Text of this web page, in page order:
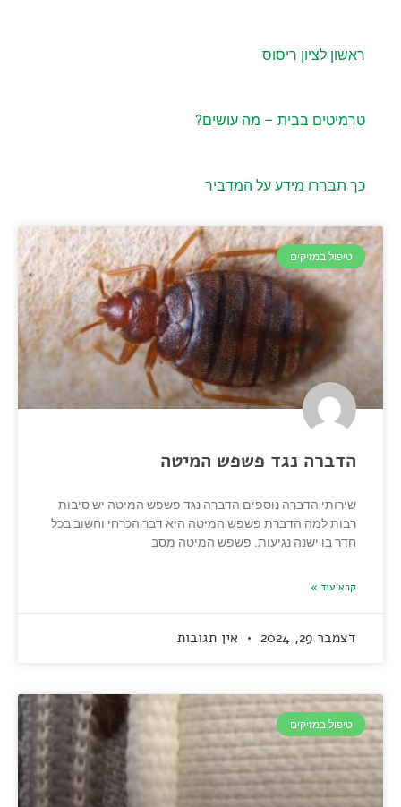
ראשון לציון ריסוס
טרמיטים בבית – מה עושים?
כך תבררו מידע על המדביר
טיפול במזיקים
הדברה נגד פשפש המיטה
שירותי הדברה נוספים הדברה נגד פשפש המיטה יש סיבות
רבות למה הדברת פשפש המיטה היא דבר הכרחי וחשוב בכל
חדר בו ישנה נגיעות. פשפש המיטה מסב
קרא עוד »
דצמבר 29, 2024 אין תגובות
טיפול במזיקים